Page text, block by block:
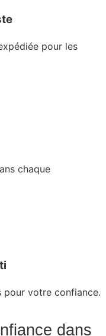
pour les
chaque
votre confiance.
dans